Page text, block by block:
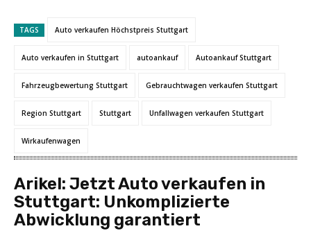
TAGS Auto verkaufen Höchstpreis Stuttgart
Auto verkaufen in Stuttgart autoankauf Autoankauf Stuttgart
Fahrzeugbewertung Stuttgart Gebrauchtwagen verkaufen Stuttgart
Region Stuttgart Stuttgart Unfallwagen verkaufen Stuttgart
Wirkaufenwagen
Arikel: Jetzt Auto verkaufen in
Stuttgart: Unkomplizierte
Abwicklung garantiert